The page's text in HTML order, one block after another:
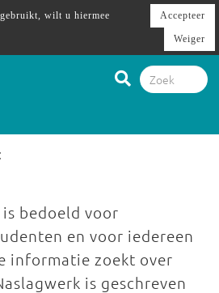
:
bedoeld voor
en voor iedereen
informatie zoekt over
is geschreven
wilt u hiermee
Accepteer
Weiger